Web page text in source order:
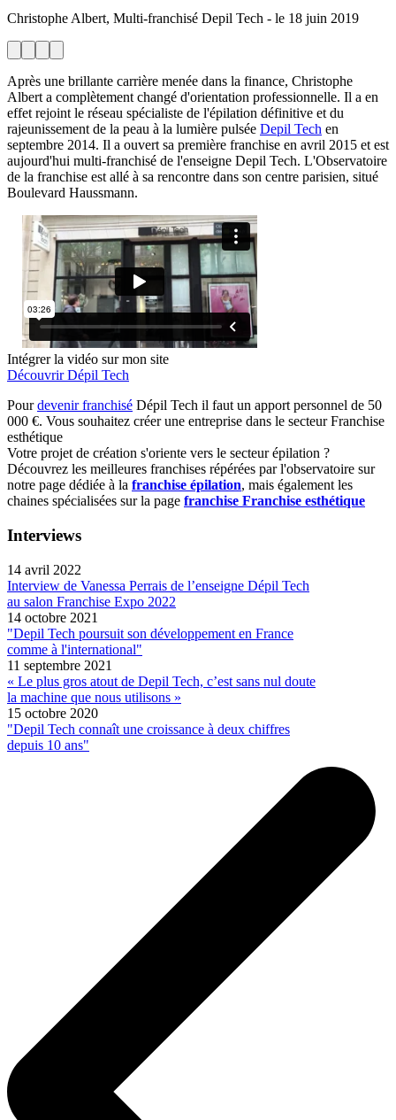
Christophe Albert, Multi-franchisé Depil Tech - le 18 juin 2019
Après une brillante carrière menée dans la finance, Christophe
Albert a complètement changé d'orientation professionnelle. Il a en
effet rejoint le réseau spécialiste de l'épilation définitive et du
rajeunissement de la peau à la lumière pulsée Depil Tech en
septembre 2014. Il a ouvert sa première franchise en avril 2015 et est
aujourd'hui multi-franchisé de l'enseigne Depil Tech. L'Observatoire
de la franchise est allé à sa rencontre dans son centre parisien, situé
Boulevard Haussmann.
Intégrer la vidéo sur mon site
Découvrir Dépil Tech
Pourdevenir franchisé Dépil Tech il faut un apport personnel de 50
000 €. Vous souhaitez créer une entreprise dans le secteur Franchise
esthétique
Votre projet de création s'oriente vers le secteur épilation ?
Découvrez les meilleures franchises répérées par l'observatoire sur
notre page dédiée à la franchise épilation, mais également les
chaines spécialisées sur la page franchise Franchise esthétique
Interviews
14 avril 2022
Interview de Vanessa Perrais de l’enseigne Dépil Tech
au salon Franchise Expo 2022
14 octobre 2021
"Depil Tech poursuit son développement en France
comme à l'international"
11 septembre 2021
« Le plus gros atout de Depil Tech, c’est sans nul doute
la machine que nous utilisons »
15 octobre 2020
"Depil Tech connaît une croissance à deux chiffres
depuis 10 ans"